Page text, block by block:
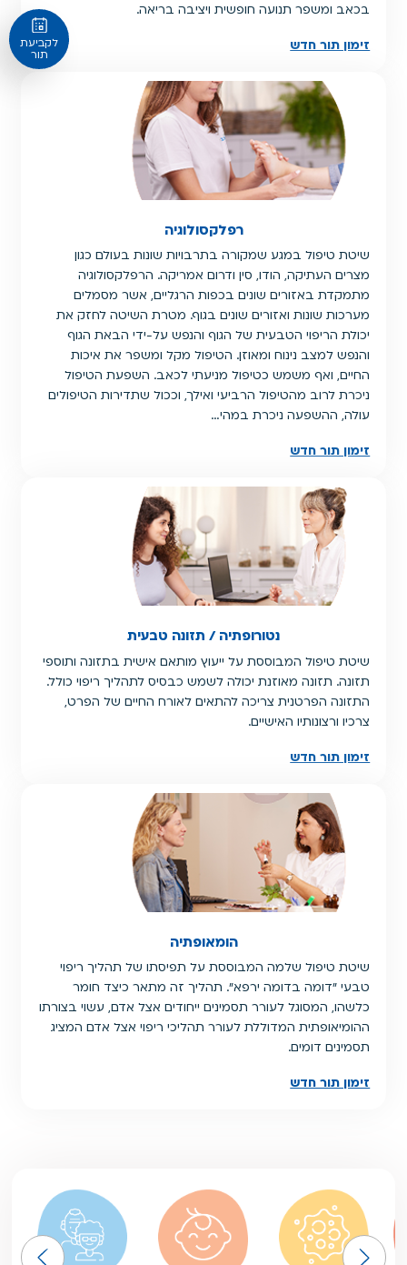
לקביעת
תור
בכאב ומשפר תנועה חופשית ויציבה בריאה.
זימון תור חדש
רפלקסולוגיה
שיטת טיפול במגע שמקורה בתרבויות שונות בעולם כגון
מצרים העתיקה, הודו, סין ודרום אמריקה. הרפלקסולוגיה
מתמקדת באזורים שונים בכפות הרגליים, אשר מסמלים
מערכות שונות ואזורים שונים בגוף. מטרת השיטה לחזק את
יכולת הריפוי הטבעית של הגוף והנפש על-ידי הבאת הגוף
והנפש למצב נינוח ומאוזן. הטיפול מקל ומשפר את איכות
החיים, ואף משמש כטיפול מניעתי לכאב. השפעת הטיפול
ניכרת לרוב מהטיפול הרביעי ואילך, וככול שתדירות הטיפולים
עולה, ההשפעה ניכרת במהי…
זימון תור חדש
נטורופתיה / תזונה טבעית
שיטת טיפול המבוססת על ייעוץ מותאם אישית בתזונה ותוספי
תזונה. תזונה מאוזנת יכולה לשמש כבסיס לתהליך ריפוי כולל.
התזונה הפרטנית צריכה להתאים לאורח החיים של הפרט,
צרכיו ורצונותיו האישיים.
זימון תור חדש
הומאופתיה
שיטת טיפול שלמה המבוססת על תפיסתו של תהליך ריפוי
טבעי "דומה בדומה ירפא". תהליך זה מתאר כיצד חומר
כלשהו, המסוגל לעורר תסמינים ייחודים אצל אדם, עשוי בצורתו
ההומיאופתית המדוללת לעורר תהליכי ריפוי אצל אדם המציג
תסמינים דומים.
זימון תור חדש